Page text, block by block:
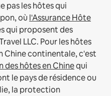
pas les hôtes qui
où l'Assurance Hôte
qui proposent des
LLC. Pour les hôtes
Chine continentale, c'est
hôtes en Chinequi
le pays de résidence ou
la protection